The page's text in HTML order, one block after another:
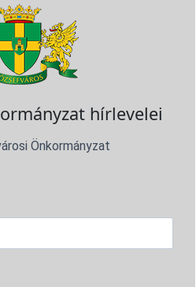
hírlevelei
Önkormányzat